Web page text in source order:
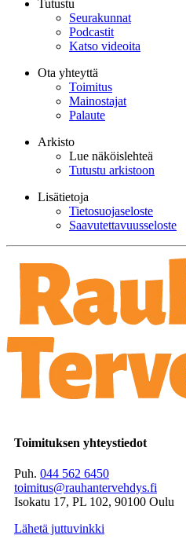
Tutustu
Seurakunnat
Podcastit
Katso videoita
Ota yhteyttä
Toimitus
Mainostajat
Palaute
Arkisto
Lue näköislehteä
Tutustu arkistoon
Lisätietoja
Tietosuojaseloste
Saavutettavuusseloste
Toimituksen yhteystiedot
Puh. 044 562 6450
toimitus@rauhantervehdys.fi
Isokatu 17, PL 102, 90100 Oulu
Lähetä juttuvinkki